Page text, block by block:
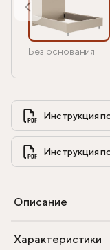
Без основания
Инструкция
Описание
Характеристики